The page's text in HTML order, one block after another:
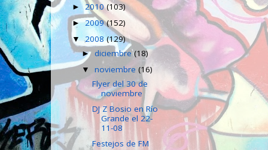
► 2010(103)
►2009(152)
▼2008(129)
►diciembre(18)
▼noviembre(16)
Flyer del 30 de
noviembre
DJ Z Bosio en Río
Grande el 22-
11-08
Festejos de FM